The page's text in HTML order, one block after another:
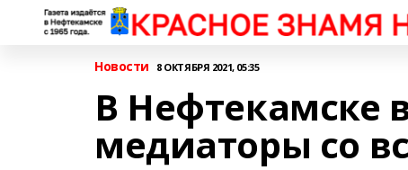
Новости 8 ОКТЯБРЯ 2021, 05:35
В Нефтекамске
медиаторы со